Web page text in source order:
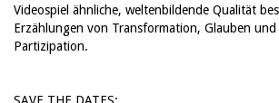
Videospiel ähnliche, weltenbildende Qualität
Erzählungen von Transformation, Glauben
Partizipation.
SAVE THE DATES: